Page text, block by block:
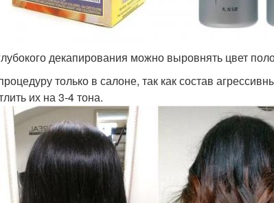
декапирования можно выровнять цвет
только в салоне, так как состав
их на 3-4 тона.